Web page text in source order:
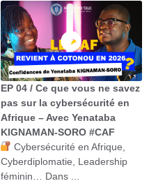
EP 04 / Ce que vous ne savez
pas sur la cybersécurité en
Afrique – Avec Yenataba
KIGNAMAN-SORO #CAF
Cybersécurité en Afrique,
Cyberdiplomatie, Leadership
féminin… Dans ...